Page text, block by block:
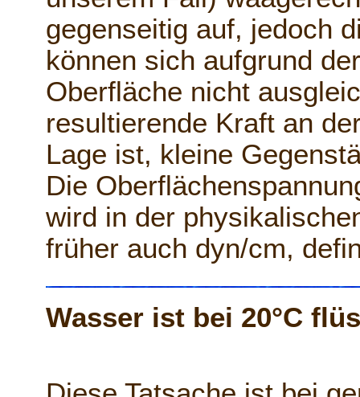
gegenseitig auf, jedoch
können sich aufgrund
Oberfläche nicht
resultierende Kraft an
Lage ist, kleine
Die
wird in der
früher auch dyn/cm,
Wasser ist bei 20°C